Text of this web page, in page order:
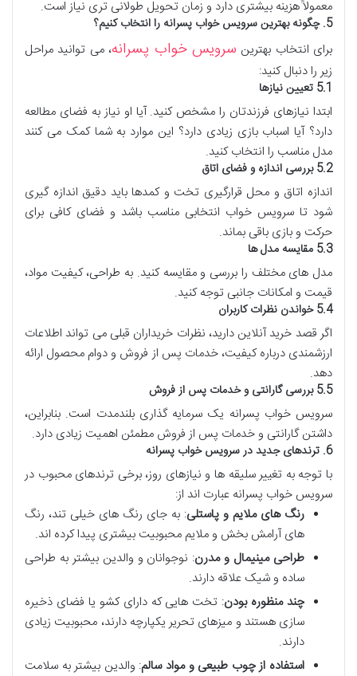
معمولاً هزینه بیشتری دارد و زمان تحویل طولانی تری نیاز است.
5. چگونه بهترین سرویس خواب پسرانه را انتخاب کنیم؟
برای انتخاب بهترین سرویس خواب پسرانه، می توانید مراحل
زیر را دنبال کنید:
5.1 تعیین نیازها
ابتدا نیازهای فرزندتان را مشخص کنید. آیا او نیاز به فضای مطالعه
دارد؟ آیا اسباب بازی زیادی دارد؟ این موارد به شما کمک می کنند
مدل مناسب را انتخاب کنید.
5.2 بررسی اندازه و فضای اتاق
اندازه اتاق و محل قرارگیری تخت و کمدها باید دقیق اندازه گیری
شود تا سرویس خواب انتخابی مناسب باشد و فضای کافی برای
حرکت و بازی باقی بماند.
5.3 مقایسه مدل ها
مدل های مختلف را بررسی و مقایسه کنید. به طراحی، کیفیت مواد،
قیمت و امکانات جانبی توجه کنید.
5.4 خواندن نظرات کاربران
اگر قصد خرید آنلاین دارید، نظرات خریداران قبلی می تواند اطلاعات
ارزشمندی درباره کیفیت، خدمات پس از فروش و دوام محصول ارائه
دهد.
5.5 بررسی گارانتی و خدمات پس از فروش
سرویس خواب پسرانه یک سرمایه گذاری بلندمدت است. بنابراین،
داشتن گارانتی و خدمات پس از فروش مطمئن اهمیت زیادی دارد.
6. ترندهای جدید در سرویس خواب پسرانه
با توجه به تغییر سلیقه ها و نیازهای روز، برخی ترندهای محبوب در
سرویس خواب پسرانه عبارت اند از:
رنگ های ملایم و پاستلی: به جای رنگ های خیلی تند، رنگ
های آرامش بخش و ملایم محبوبیت بیشتری پیدا کرده اند.
طراحی مینیمال و مدرن: نوجوانان و والدین بیشتر به طراحی
ساده و شیک علاقه دارند.
چند منظوره بودن: تخت هایی که دارای کشو یا فضای ذخیره
سازی هستند و میزهای تحریر یکپارچه دارند، محبوبیت زیادی
دارند.
استفاده از چوب طبیعی و مواد سالم: والدین بیشتر به سلامت